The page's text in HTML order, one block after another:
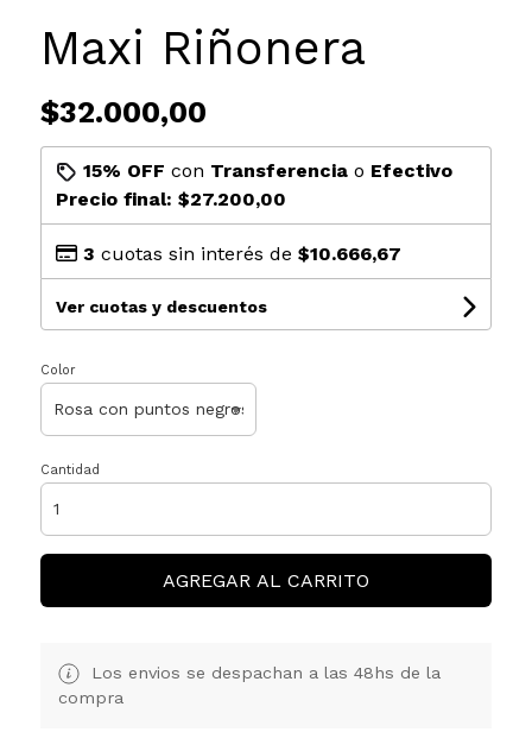
Maxi Riñonera
$32.000,00
15% OFF con Transferenciao Efectivo
Precio final: $27.200,00
3 cuotas sin interés de $10.666,67
Ver cuotas y descuentos
Color
Cantidad
AGREGAR AL CARRITO
Los envios se despachan a las 48hs de la
compra